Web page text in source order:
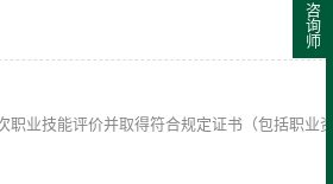
业技能评价并取得符合规定证书（包括职业
咨询师